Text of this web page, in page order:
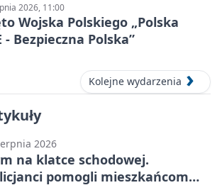
2026, 11:00
Wojska Polskiego „Polska
- Bezpieczna Polska”
Kolejne wydarzenia
2026
na klatce schodowej.
pomogli mieszkańcom